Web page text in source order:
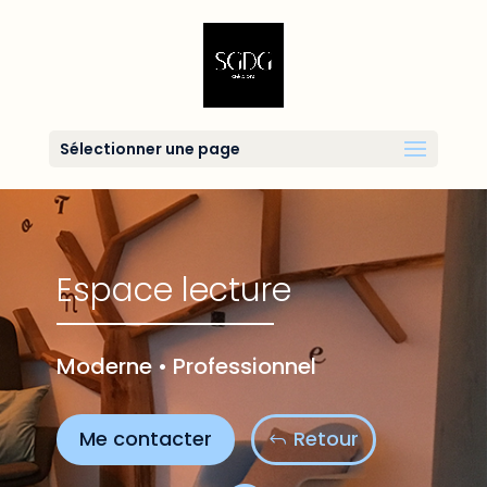
Sélectionner une page
Espace lecture
Moderne • Professionnel
Me contacter Retour